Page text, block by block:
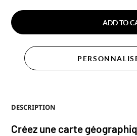
ADD TO
DESCRIPTION
Créez une carte